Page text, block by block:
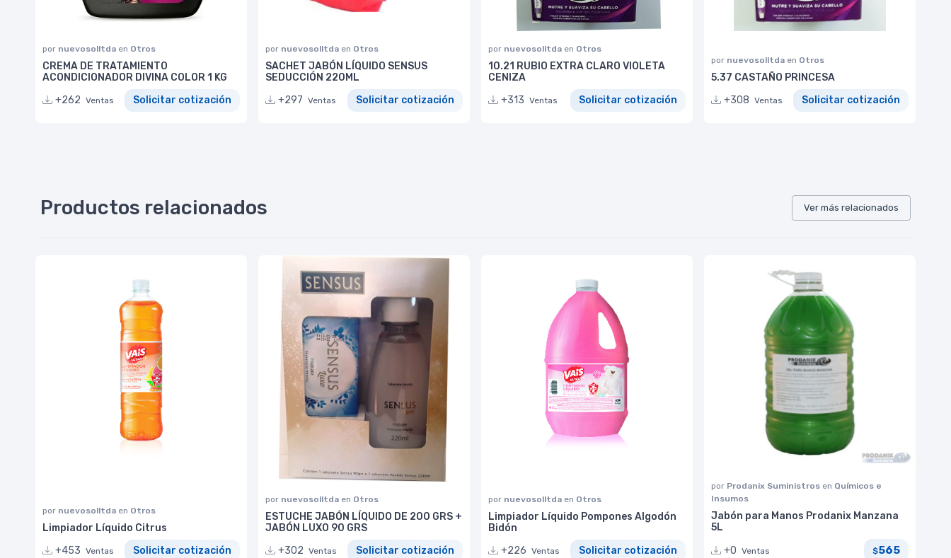
por nuevosolltda en Otros
CREMA DE TRATAMIENTO
ACONDICIONADOR DIVINA COLOR 1 KG
+262 Ventas Solicitar cotización
por nuevosolltda en Otros
SACHET JABÓN LÍQUIDO SENSUS
SEDUCCIÓN 220ML
+297 Ventas Solicitar cotización
por nuevosolltda en Otros
10.21 RUBIO EXTRA CLARO VIOLETA
CENIZA
+313 Ventas Solicitar cotización
por nuevosolltda en Otros
5.37 CASTAÑO PRINCESA
+308 Ventas Solicitar cotización
Productos relacionados Ver más relacionados
por nuevosolltda en Otros
Limpiador Líquido Citrus
+453 Ventas Solicitar cotización
por nuevosolltda en Otros
ESTUCHE JABÓN LÍQUIDO DE 200 GRS +
JABÓN LUXO 90 GRS
+302 Ventas Solicitar cotización
por nuevosolltda en Otros
Limpiador Líquido Pompones Algodón
Bidón
+226 Ventas Solicitar cotización
por Prodanix Suministros en Químicos e
Insumos
Jabón para Manos Prodanix Manzana
5L
+0 Ventas $565